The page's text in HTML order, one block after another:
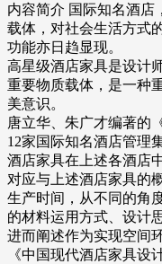
内容简介 国际知名酒店
载体，对社会生活方式
功能亦日趋显现。
高星级酒店家具是设计
重要物质载体，是一种
美意识。
唐立华、朱广才编著的
12家国际知名酒店管理
酒店家具在上述各酒店
对应与上述酒店家具的
生产时间，从不同的角
的材料运用方式、设计
进而阐述作为实现空间
《中国现代酒店家具设